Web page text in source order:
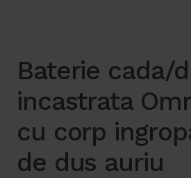
Baterie cada/
incastrata
cu corp
de dus auriu